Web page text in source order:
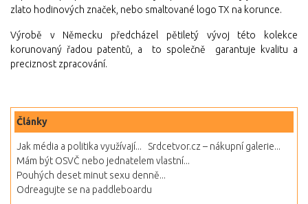
zlato hodinových značek, nebo smaltované logo TX na korunce.
Výrobě v Německu předcházel pětiletý vývoj této kolekce
korunovaný řadou patentů, a to společně garantuje kvalitu a
preciznost zpracování.
Články
Jak média a politika využívají...
Srdcetvor.cz – nákupní galerie...
Mám být OSVČ nebo jednatelem vlastní...
Pouhých deset minut sexu denně...
Odreagujte se na paddleboardu